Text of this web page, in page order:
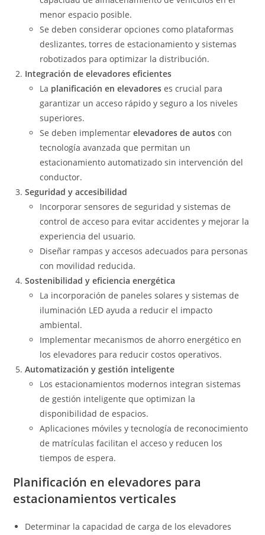
menor espacio posible.
Se deben considerar opciones como plataformas
deslizantes, torres de estacionamiento y sistemas
robotizados para optimizar la distribución.
Integración de elevadores eficientes
La planificación en elevadores es crucial para
garantizar un acceso rápido y seguro a los niveles
superiores.
Se deben implementarelevadores de autos con
tecnología avanzada que permitan un
estacionamiento automatizado sin intervención del
conductor.
Seguridad y accesibilidad
Incorporar sensores de seguridad y sistemas de
control de acceso para evitar accidentes y mejorar la
experiencia del usuario.
Diseñar rampas y accesos adecuados para personas
con movilidad reducida.
Sostenibilidad y eficiencia energética
La incorporación de paneles solares y sistemas de
iluminación LED ayuda a reducir el impacto
ambiental.
Implementar mecanismos de ahorro energético en
los elevadores para reducir costos operativos.
Automatización y gestión inteligente
Los estacionamientos modernos integran sistemas
de gestión inteligente que optimizan la
disponibilidad de espacios.
Aplicaciones móviles y tecnología de reconocimiento
de matrículas facilitan el acceso y reducen los
tiempos de espera.
Planificación en elevadores para
estacionamientos verticales
Determinar la capacidad de carga de los elevadores